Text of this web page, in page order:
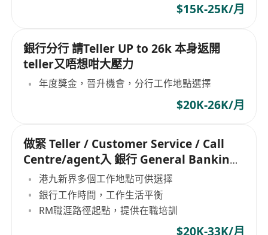
$15K-25K/月
銀行分行 請Teller UP to 26k 本身返開
teller又唔想咁大壓力
年度獎金，晉升機會，分行工作地點選擇
$20K-26K/月
做緊 Teller / Customer Service / Call
Centre/agent入 銀行 General Banking
Officer
港九新界多個工作地點可供選擇
銀行工作時間，工作生活平衡
RM職涯路徑起點，提供在職培訓
$20K-33K/月